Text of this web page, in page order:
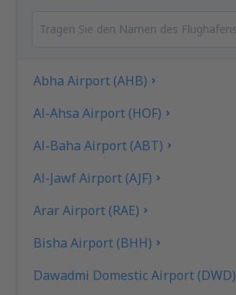
Abha Airport (AHB)
Al-Ahsa Airport (HOF)
Al-Baha Airport (ABT)
Al-Jawf Airport (AJF)
Arar Airport (RAE)
Bisha Airport (BHH)
Dawadmi Domestic Airport (DWD)